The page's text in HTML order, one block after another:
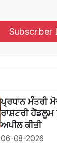
Subscriber
ਪ੍ਰਧਾਨ ਮੰਤਰੀ
ਰਾਸ਼ਟਰੀ ਹੈਂਡਲੂਮ
ਅਪੀਲ ਕੀਤੀ
06-08-2026